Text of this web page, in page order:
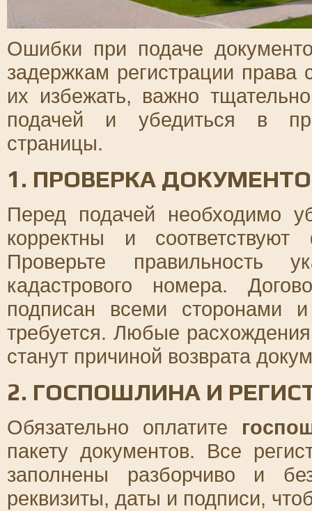
Ошибки при подаче
задержкам регистрации права
их избежать, важно
подачей и убедиться в
страницы.
1. ПРОВЕРКА
Перед подачей необходимо
корректны и
Проверьте правильность
кадастрового номера.
подписан всеми сторонами
требуется. Любые
станут причиной возврата
2. ГОСПОШЛИНА И
Обязательно оплатите
пакету документов. Все
заполнены разборчиво и
реквизиты, даты и подписи,